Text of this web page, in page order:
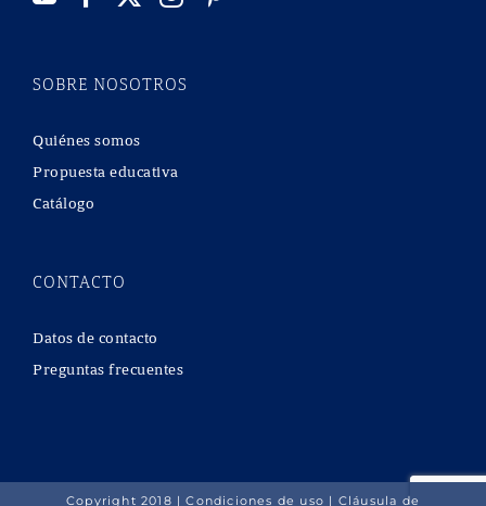
SOBRE NOSOTROS
Quiénes somos
Propuesta educativa
Catálogo
CONTACTO
Datos de contacto
Preguntas frecuentes
Copyright 2018 |Condiciones de uso | Cláusula de